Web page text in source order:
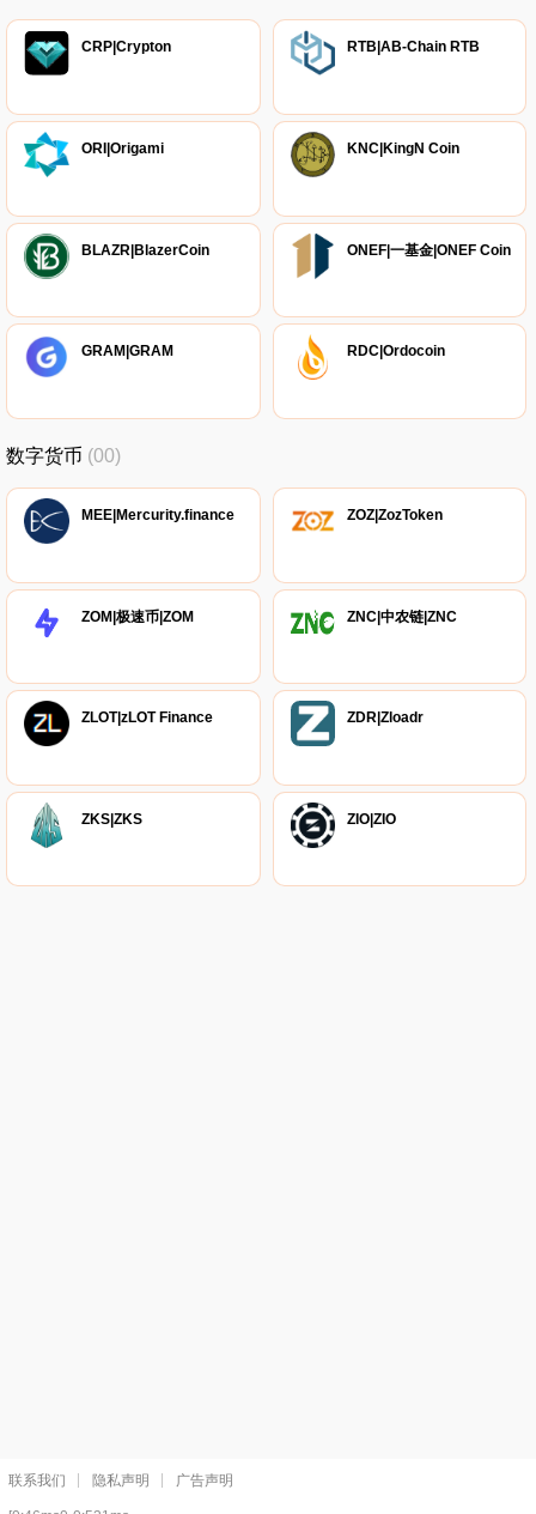
CRP|Crypton RTB|AB-Chain RTB
ORI|Origami KNC|KingN Coin
BLAZR|BlazerCoin ONEF|一基金|ONEF Coin
GRAM|GRAM RDC|Ordocoin
数字货币 (00)
MEE|Mercurity.finance ZOZ|ZozToken
ZOM|极速币|ZOM ZNC|中农链|ZNC
ZLOT|zLOT Finance ZDR|Zloadr
ZKS|ZKS ZIO|ZIO
联系我们 隐私声明 广告声明